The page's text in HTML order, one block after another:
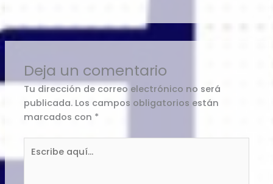
Deja un comentario
Tu dirección de correo electrónico no será
publicada. Los campos obligatorios están
marcados con *
aquí...